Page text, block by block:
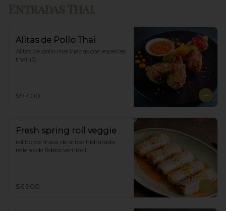
Entradas Thai.
Alitas de Pollo Thai
Alitas de pollo marinadas con especias
thai. (5)
$9.400
Fresh spring roll veggie
rollito de masa de arroz hidratada
relleno de fideos vemicelli
$6.900